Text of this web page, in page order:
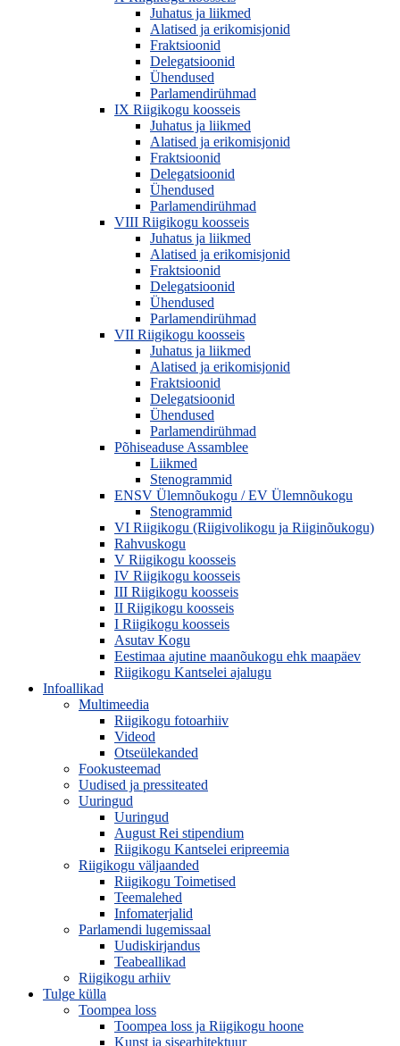
Juhatus ja liikmed
Alatised ja erikomisjonid
Fraktsioonid
Delegatsioonid
Ühendused
Parlamendirühmad
IX Riigikogu koosseis
Juhatus ja liikmed
Alatised ja erikomisjonid
Fraktsioonid
Delegatsioonid
Ühendused
Parlamendirühmad
VIII Riigikogu koosseis
Juhatus ja liikmed
Alatised ja erikomisjonid
Fraktsioonid
Delegatsioonid
Ühendused
Parlamendirühmad
VII Riigikogu koosseis
Juhatus ja liikmed
Alatised ja erikomisjonid
Fraktsioonid
Delegatsioonid
Ühendused
Parlamendirühmad
Põhiseaduse Assamblee
Liikmed
Stenogrammid
ENSV Ülemnõukogu / EV Ülemnõukogu
Stenogrammid
VI Riigikogu (Riigivolikogu ja Riiginõukogu)
Rahvuskogu
V Riigikogu koosseis
IV Riigikogu koosseis
III Riigikogu koosseis
II Riigikogu koosseis
I Riigikogu koosseis
Asutav Kogu
Eestimaa ajutine maanõukogu ehk maapäev
Riigikogu Kantselei ajalugu
Infoallikad
Multimeedia
Riigikogu fotoarhiiv
Videod
Otseülekanded
Fookusteemad
Uudised ja pressiteated
Uuringud
Uuringud
August Rei stipendium
Riigikogu Kantselei eripreemia
Riigikogu väljaanded
Riigikogu Toimetised
Teemalehed
Infomaterjalid
Parlamendi lugemissaal
Uudiskirjandus
Teabeallikad
Riigikogu arhiiv
Tulge külla
Toompea loss
Toompea loss ja Riigikogu hoone
Kunst ja sisearhitektuur